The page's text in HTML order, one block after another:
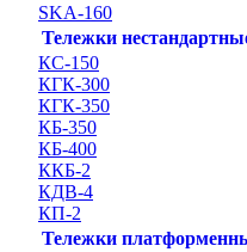
SKA-160
Тележки
КС-150
КГК-300
КГК-350
КБ-350
КБ-400
ККБ-2
КДВ-4
КП-2
Тележки